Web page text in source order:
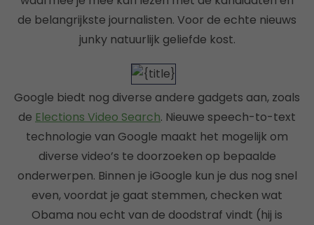
de belangrijkste journalisten. Voor de echte nieuws
junky natuurlijk geliefde kost.
Google biedt nog diverse andere gadgets aan, zoals
de Elections Video Search. Nieuwe speech-to-text
technologie van Google maakt het mogelijk om
diverse video’s te doorzoeken op bepaalde
onderwerpen. Binnen je iGoogle kun je dus nog snel
even, voordat je gaat stemmen, checken wat
Obama nou echt van de doodstraf vindt (hij is